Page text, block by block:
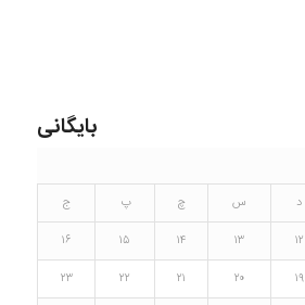
بایگانی
د س چ پ
ج
۱۲ ۱۳ ۱۴ ۱۵
۱۶
۱۹ ۲۰ ۲۱ ۲۲
۲۳